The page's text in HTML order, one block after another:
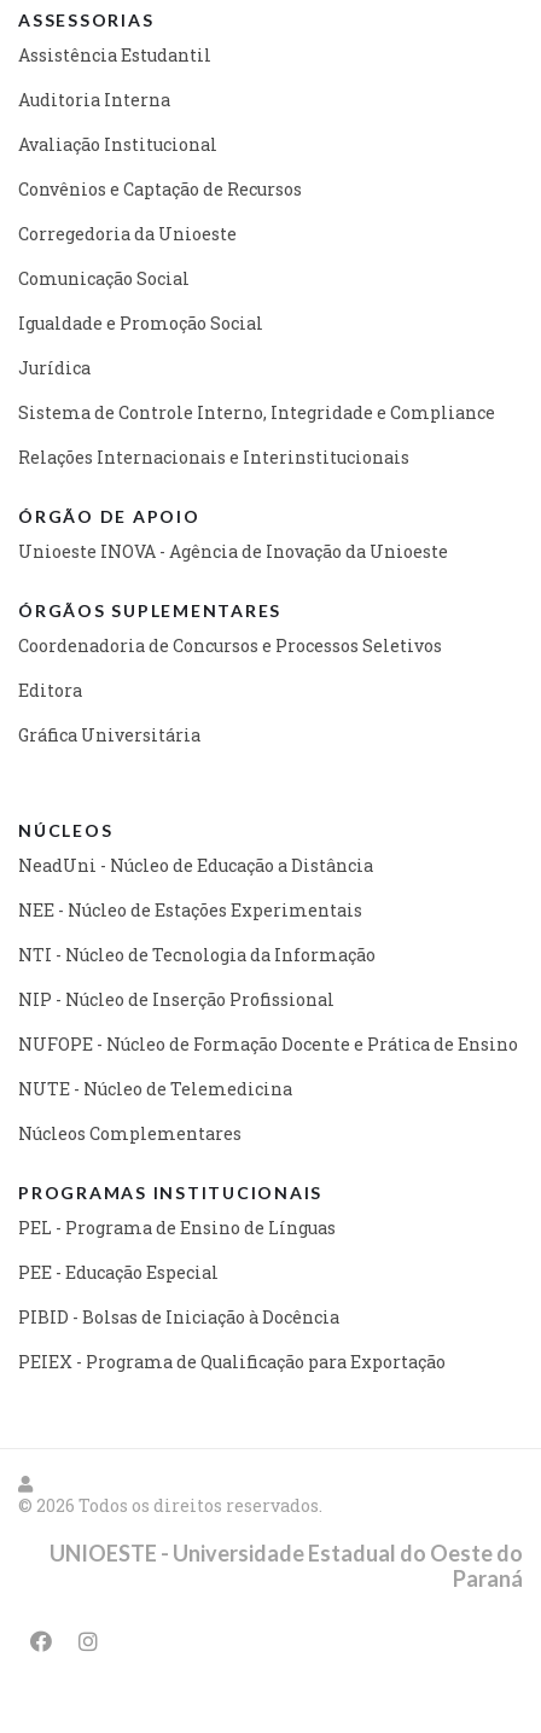
ASSESSORIAS
Assistência Estudantil
Auditoria Interna
Avaliação Institucional
Convênios e Captação de Recursos
Corregedoria da Unioeste
Comunicação Social
Igualdade e Promoção Social
Jurídica
Sistema de Controle Interno, Integridade e Compliance
Relações Internacionais e Interinstitucionais
ÓRGÃO DE APOIO
Unioeste INOVA - Agência de Inovação da Unioeste
ÓRGÃOS SUPLEMENTARES
Coordenadoria de Concursos e Processos Seletivos
Editora
Gráfica Universitária
NÚCLEOS
NeadUni - Núcleo de Educação a Distância
NEE - Núcleo de Estações Experimentais
NTI - Núcleo de Tecnologia da Informação
NIP - Núcleo de Inserção Profissional
NUFOPE - Núcleo de Formação Docente e Prática de Ensino
NUTE - Núcleo de Telemedicina
Núcleos Complementares
PROGRAMAS INSTITUCIONAIS
PEL - Programa de Ensino de Línguas
PEE - Educação Especial
PIBID - Bolsas de Iniciação à Docência
PEIEX - Programa de Qualificação para Exportação
© 2026 Todos os direitos reservados.
UNIOESTE - Universidade Estadual do Oeste do
Paraná